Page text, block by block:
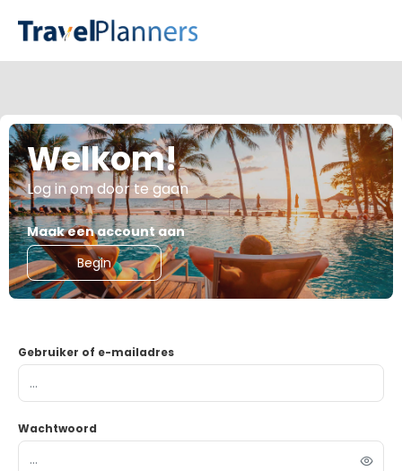
Welkom!
Log in om door te gaan
Maak een account aan
Begin
Gebruiker of e-mailadres
Wachtwoord